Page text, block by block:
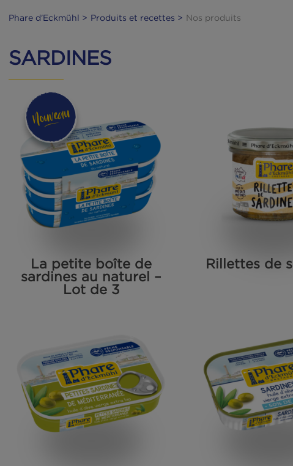
Phare d'Eckmühl
SARDINES
sardines au naturel –
Lot de 3